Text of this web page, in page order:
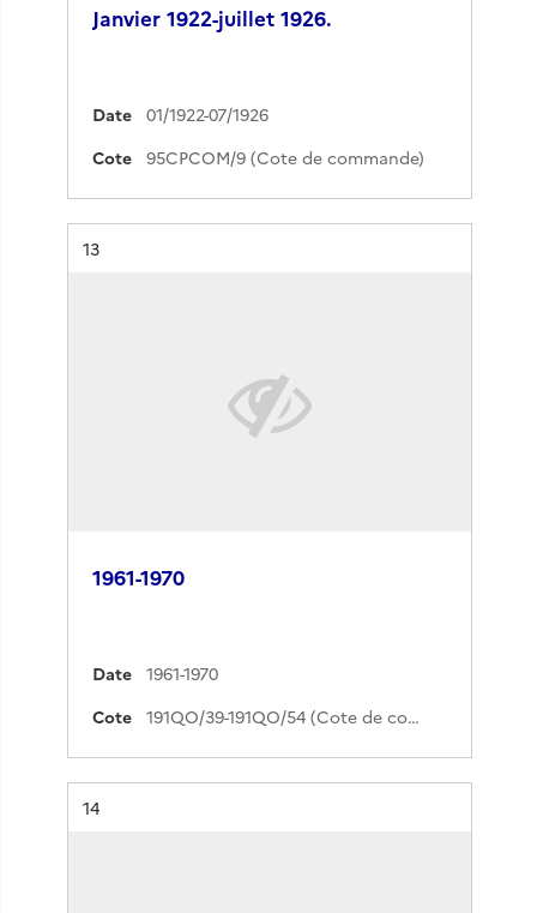
Janvier 1922-juillet 1926.
Date
01/1922-07/1926
Cote
95CPCOM/9 (Cote de commande)
Résultat n°
13
1961-1970
Date
1961-1970
Cote
191QO/39-191QO/54 (Cote de commande)
Résultat n°
14